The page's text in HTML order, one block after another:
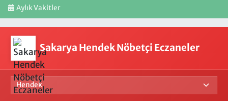
Aylık Vakitler
Sakarya Hendek Nöbetçi Eczaneler